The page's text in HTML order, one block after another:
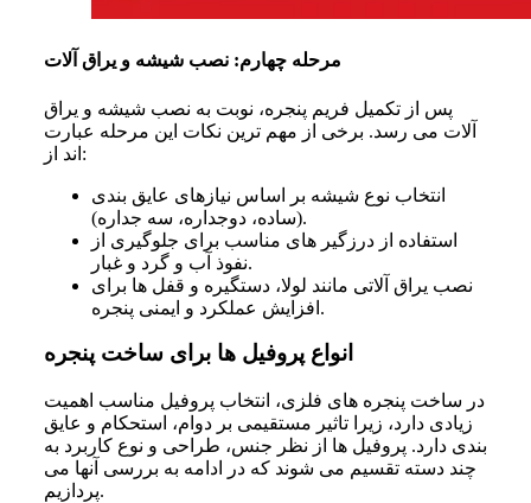
مرحله چهارم: نصب شیشه و یراق آلات
پس از تکمیل فریم پنجره، نوبت به نصب شیشه و یراق
آلات می رسد. برخی از مهم ترین نکات این مرحله عبارت
اند از:
انتخاب نوع شیشه بر اساس نیازهای عایق بندی
(ساده، دوجداره، سه جداره).
استفاده از درزگیر های مناسب برای جلوگیری از
نفوذ آب و گرد و غبار.
نصب یراق آلاتی مانند لولا، دستگیره و قفل ها برای
افزایش عملکرد و ایمنی پنجره.
انواع پروفیل ها برای ساخت پنجره
در ساخت پنجره های فلزی، انتخاب پروفیل مناسب اهمیت
زیادی دارد، زیرا تاثیر مستقیمی بر دوام، استحکام و عایق
بندی دارد. پروفیل ها از نظر جنس، طراحی و نوع کاربرد به
چند دسته تقسیم می شوند که در ادامه به بررسی آنها می
پردازیم.